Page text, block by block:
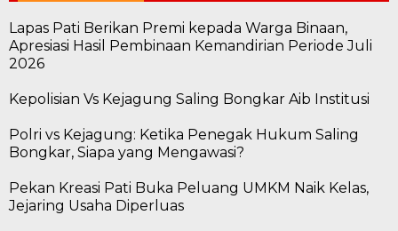
Lapas Pati Berikan Premi kepada Warga Binaan,
Apresiasi Hasil Pembinaan Kemandirian Periode Juli
2026
Kepolisian Vs Kejagung Saling Bongkar Aib Institusi
Polri vs Kejagung: Ketika Penegak Hukum Saling
Bongkar, Siapa yang Mengawasi?
Pekan Kreasi Pati Buka Peluang UMKM Naik Kelas,
Jejaring Usaha Diperluas